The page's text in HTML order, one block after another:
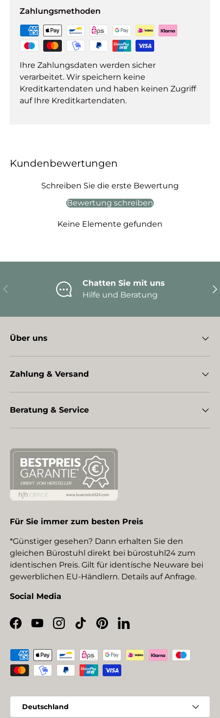
Zahlungsmethoden
Ihre Zahlungsdaten werden sicher
verarbeitet. Wir speichern keine
Kreditkartendaten und haben keinen Zugriff
auf Ihre Kreditkartendaten.
Kundenbewertungen
Schreiben Sie die erste Bewertung
Bewertung schreiben
Keine Elemente gefunden
Vorherige
Chatten Sie mit uns
Hilfe und Beratung
Über uns
Zahlung & Versand
Beratung & Service
Für Sie immer zum besten Preis
*Günstiger gesehen? Dann erhalten Sie den
gleichen Bürostuhl direkt bei bürostuhl24 zum
identischen Preis. Gilt für identische Neuware bei
gewerblichen EU-Händlern. Details auf Anfrage.
Social Media
Facebook
YouTubeInstagram
TikTokPinterestLinkedIn
Zahlungsmethoden
Deutschland